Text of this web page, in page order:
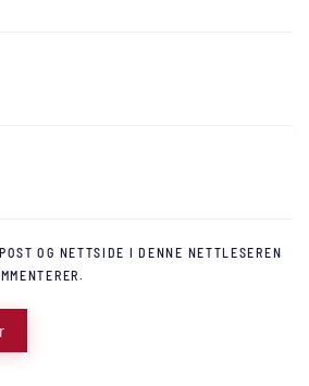
OG NETTSIDE I DENNE NETTLESEREN